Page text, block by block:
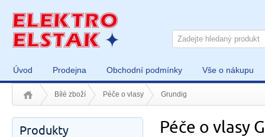
Úvod Prodejna Obchodní podmínky Vše o nákupu
Bílé zboží Péče o vlasy Grundig
Péče o vlasy
Produkty